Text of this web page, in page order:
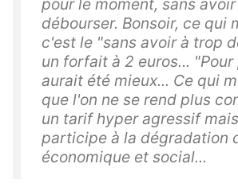
pour le moment, sans
débourser. Bonsoir, ce qui
c'est le "sans avoir à trop
un forfait à 2 euros...
aurait été mieux... Ce qui
que l'on ne se rend plus
un tarif hyper agressif
participe à la dégradation
économique et social...